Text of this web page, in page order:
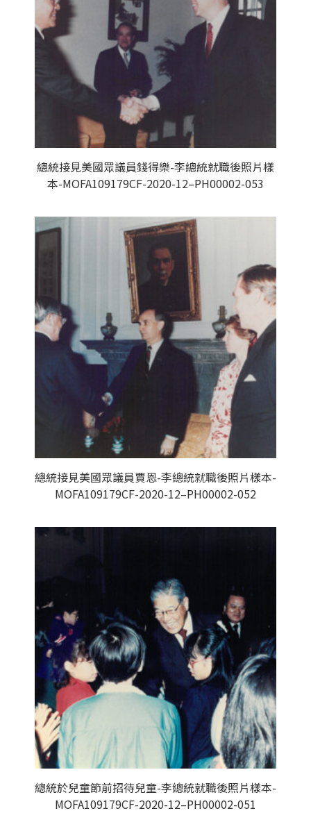
總統接見美國眾議員錢得樂-李總統就職後照片樣
本-MOFA109179CF-2020-12–PH00002-053
總統接見美國眾議員賈恩-李總統就職後照片樣本-
MOFA109179CF-2020-12–PH00002-052
總統於兒童節前招待兒童-李總統就職後照片樣本-
MOFA109179CF-2020-12–PH00002-051